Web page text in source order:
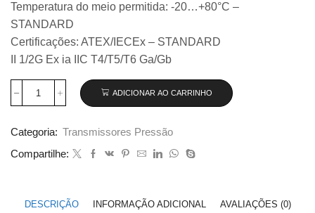
Temperatura do meio permitida: -20…+80°C –
STANDARD
Certificações: ATEX/IECEx – STANDARD
II 1/2G Ex ia IIC T4/T5/T6 Ga/Gb
Transmissor
Wika
modelo
...
ADICIONAR AO CARRINHO
Categoria: Transmissores Pressão
Compartilhe:
DESCRIÇÃO INFORMAÇÃO ADICIONAL AVALIAÇÕES (0)